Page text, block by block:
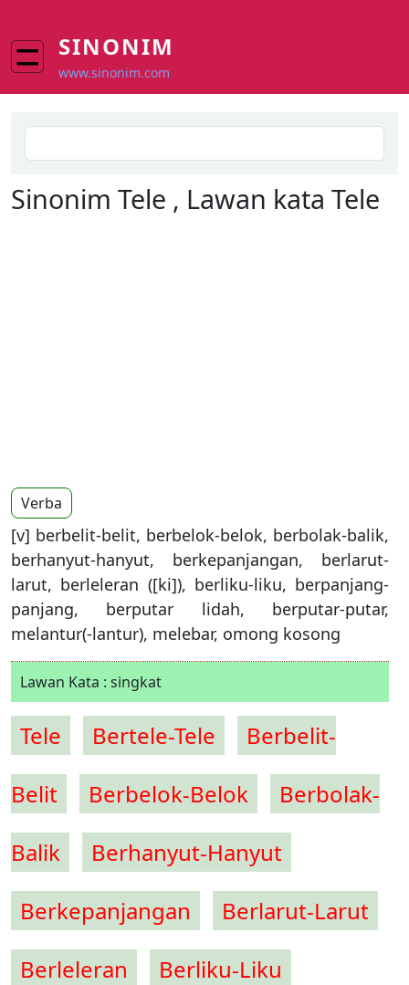
SINONIM
www.sinonim.com
Sinonim Tele , Lawan kata Tele
Verba
[v] berbelit-belit, berbelok-belok, berbolak-balik,
berhanyut-hanyut, berkepanjangan, berlarut-
larut, berleleran ([ki]), berliku-liku, berpanjang-
panjang, berputar lidah, berputar-putar,
melantur(-lantur), melebar, omong kosong
Lawan Kata : singkat
Tele Bertele-Tele
Berbelit-
Belit
Berbelok-Belok
Berbolak-
Balik
Berhanyut-Hanyut
Berkepanjangan
Berlarut-Larut
Berleleran
Berliku-Liku